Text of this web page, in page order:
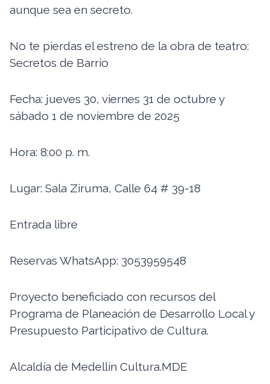
aunque sea en secreto.
No te pierdas el estreno de la obra de teatro:
Secretos de Barrio
Fecha: jueves 30, viernes 31 de octubre y
sábado 1 de noviembre de 2025
Hora: 8:00 p. m.
Lugar: Sala Ziruma, Calle 64 # 39-18
Entrada libre
Reservas WhatsApp: 3053959548
Proyecto beneficiado con recursos del
Programa de Planeación de Desarrollo Local y
Presupuesto Participativo de Cultura.
Alcaldía de Medellín Cultura.MDE